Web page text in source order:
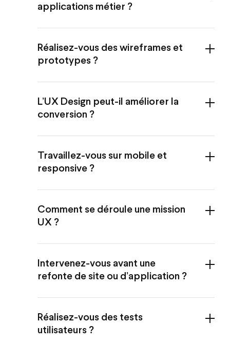
applications métier ?
Réalisez-vous des wireframes et
prototypes ?
L’UX Design peut-il améliorer la
conversion ?
Travaillez-vous sur mobile et
responsive ?
Comment se déroule une mission
UX ?
Intervenez-vous avant une
refonte de site ou d’application ?
Réalisez-vous des tests
utilisateurs ?